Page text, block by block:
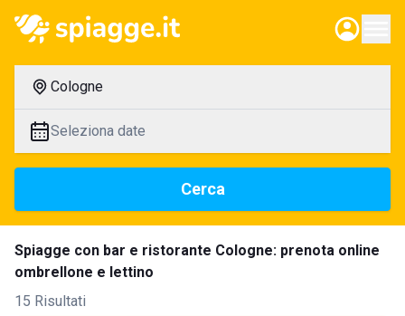
Cologne
Seleziona date
Cerca
Spiagge con bar e ristorante Cologne: prenota online
ombrellone e lettino
15 Risultati